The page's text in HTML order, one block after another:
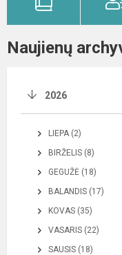
Naujienų
2026
LIEPA (2)
BIRŽELIS (8)
GEGUŽĖ (18)
BALANDIS (17)
KOVAS (35)
VASARIS (22)
SAUSIS (18)